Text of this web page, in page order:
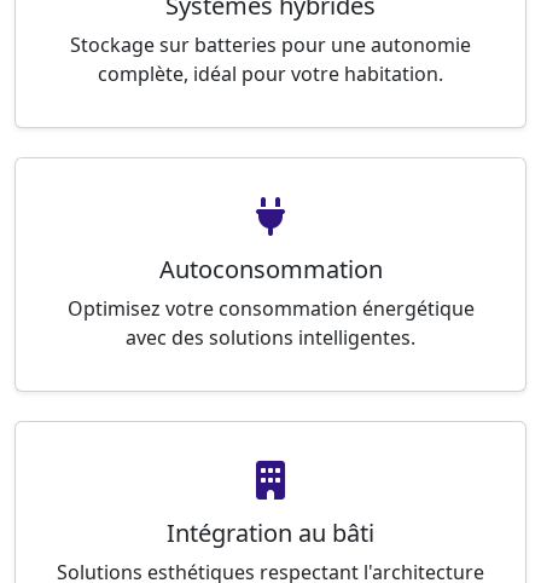
Stockage sur batteries pour une autonomie
complète, idéal pour votre habitation.
Autoconsommation
Optimisez votre consommation énergétique
avec des solutions intelligentes.
Intégration au bâti
Solutions esthétiques respectant l'architecture